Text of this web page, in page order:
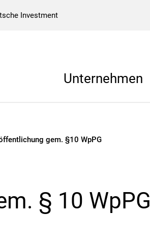
Investment
Unternehmen
gem. §10 WpPG
§ 10 WpPG